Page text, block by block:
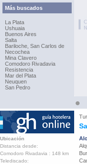
Más buscados
La Plata
Ushuaia
Buenos Aires
Salta
Bariloche, San Carlos de
Necochea
Mina Clavero
Comodoro Rivadavia
Resistencia
Mar del Plata
Neuquen
San Pedro
Ubicación
Distancia desde:
Comodoro Rivadavia : 148 km
Telediscado: